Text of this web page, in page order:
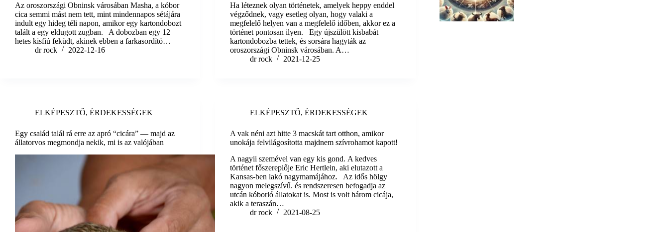
Az oroszországi Obninsk városában Masha, a kóbor
cica semmi mást nem tett, mint mindennapos sétájára
indult egy hideg téli napon, amikor egy kartondobozt
talált a egy eldugott zugban. A dobozban egy 12
hetes kisfiú feküdt, akinek ebben a farkasordító…
dr rock
2022-12-16
Ha léteznek olyan történetek, amelyek heppy enddel
végződnek, vagy esetleg olyan, hogy valaki a
megfelelő helyen van a megfelelő időben, akkor ez a
történet pontosan ilyen. Egy újszülött kisbabát
kartondobozba tettek, és sorsára hagyták az
oroszországi Obninsk városában. A…
dr rock
2021-12-25
ELKÉPESZTŐ, ÉRDEKESSÉGEK
Egy család talál rá erre az apró “cicára” — majd az
állatorvos megmondja nekik, mi is az valójában
ELKÉPESZTŐ,ÉRDEKESSÉGEK
A vak néni azt hitte 3 macskát tart otthon, amikor
unokája felvilágosította majdnem szívrohamot kapott!
A nagyii szemével van egy kis gond. A kedves
történet főszereplője Eric Hertlein, aki elutazott a
Kansas-ben lakó nagymamájához. Az idős hölgy
nagyon melegszívű. és rendszeresen befogadja az
utcán kóborló állatokat is. Most is volt három cicája,
akik a teraszán…
dr rock
2021-08-25